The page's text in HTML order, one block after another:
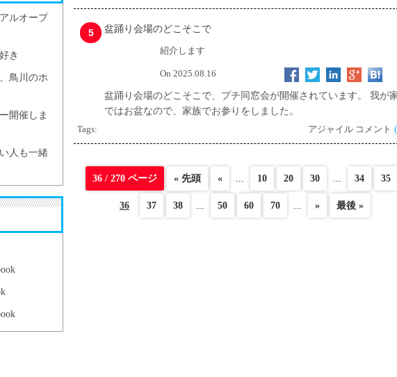
ルオープ
き
鳥川のホ
開催しま
人も一緒
5 盆踊り会場のどこそこで
紹介します
On 2025.08.16
盆踊り会場のどこそこで、プチ同窓会が開催されています。 我が
ではお盆なので、家族でお参りをしました。
Tags:
アジャイル コメント (
36 / 270 ページ « 先頭 « ... 10 20 30 ... 34 35
36 37 38 ... 50 60 70 ... » 最後 »